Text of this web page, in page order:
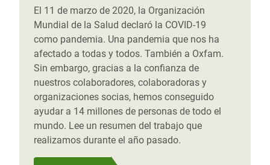
El 11 de marzo de 2020, la Organización
Mundial de la Salud declaró la COVID-19
como pandemia. Una pandemia que nos ha
afectado a todas y todos. También a Oxfam.
Sin embargo, gracias a la confianza de
nuestros colaboradores, colaboradoras y
organizaciones socias, hemos conseguido
ayudar a 14 millones de personas de todo el
mundo. Lee un resumen del trabajo que
realizamos durante el año pasado.